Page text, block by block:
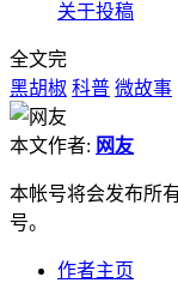
关于投稿
全文完
黑胡椒 科普 微故事
本文作者: 网友
本帐号将会发布所
号。
作者主页